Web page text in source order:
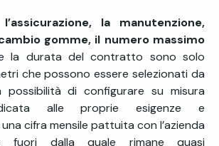
la manutenzione,
gomme, il numero massimo
la durata del contratto sono solo
che possono essere selezionati da
possibilità di configurare su misura
alle proprie esigenze e
cifra mensile pattuita con l’azienda
fuori dalla quale rimane quasi